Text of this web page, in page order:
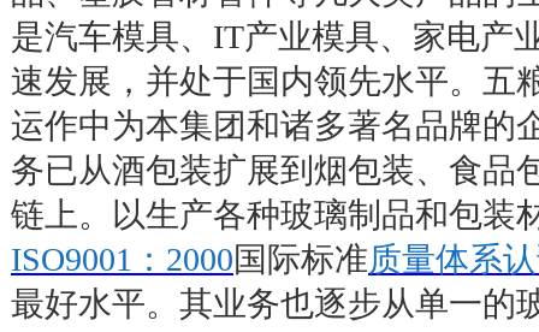
是汽车模具、 IT产业模具、家电产
速发展，并处于国内领先水平。五
运作中为本集团和诸多著名品牌的
务已从酒包装扩展到烟包装、食品
链上。以生产各种玻璃制品和包装
ISO9001 ：2000国际标准质量体系
最好水平。其业务也逐步从单一的